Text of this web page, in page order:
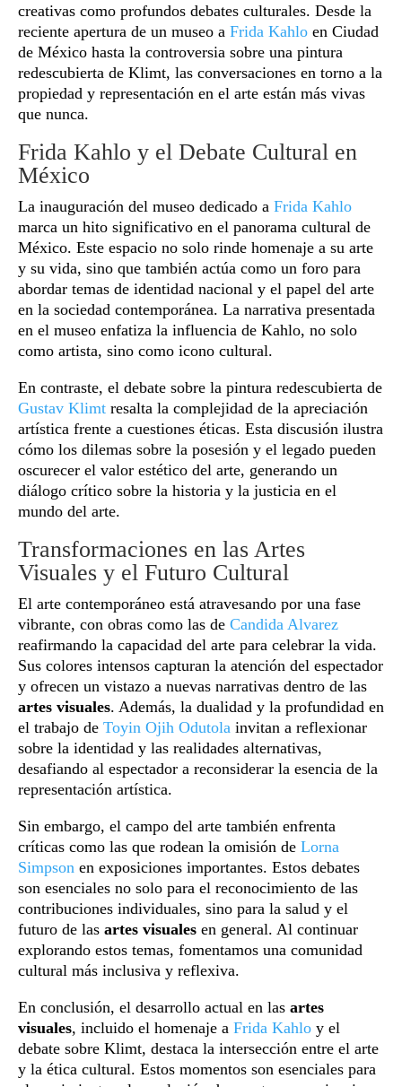
creativas como profundos debates culturales. Desde la
reciente apertura de un museo a Frida Kahlo en Ciudad
de México hasta la controversia sobre una pintura
redescubierta de Klimt, las conversaciones en torno a la
propiedad y representación en el arte están más vivas
que nunca.
Frida Kahlo y el Debate Cultural en
México
La inauguración del museo dedicado a Frida Kahlo
marca un hito significativo en el panorama cultural de
México. Este espacio no solo rinde homenaje a su arte
y su vida, sino que también actúa como un foro para
abordar temas de identidad nacional y el papel del arte
en la sociedad contemporánea. La narrativa presentada
en el museo enfatiza la influencia de Kahlo, no solo
como artista, sino como icono cultural.
En contraste, el debate sobre la pintura redescubierta de
Gustav Klimt resalta la complejidad de la apreciación
artística frente a cuestiones éticas. Esta discusión ilustra
cómo los dilemas sobre la posesión y el legado pueden
oscurecer el valor estético del arte, generando un
diálogo crítico sobre la historia y la justicia en el
mundo del arte.
Transformaciones en las Artes
Visuales y el Futuro Cultural
El arte contemporáneo está atravesando por una fase
vibrante, con obras como las de Candida Alvarez
reafirmando la capacidad del arte para celebrar la vida.
Sus colores intensos capturan la atención del espectador
y ofrecen un vistazo a nuevas narrativas dentro de las
artes visuales. Además, la dualidad y la profundidad en
el trabajo de Toyin Ojih Odutola invitan a reflexionar
sobre la identidad y las realidades alternativas,
desafiando al espectador a reconsiderar la esencia de la
representación artística.
Sin embargo, el campo del arte también enfrenta
críticas como las que rodean la omisión de Lorna
Simpson en exposiciones importantes. Estos debates
son esenciales no solo para el reconocimiento de las
contribuciones individuales, sino para la salud y el
futuro de las artes visuales en general. Al continuar
explorando estos temas, fomentamos una comunidad
cultural más inclusiva y reflexiva.
En conclusión, el desarrollo actual en las artes
visuales, incluido el homenaje a Frida Kahlo y el
debate sobre Klimt, destaca la intersección entre el arte
y la ética cultural. Estos momentos son esenciales para